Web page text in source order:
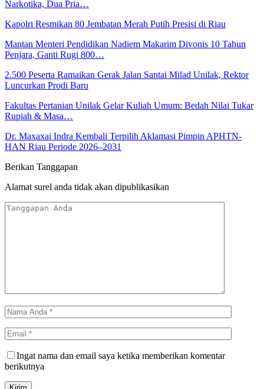
Narkotika, Dua Pria…
Kapolri Resmikan 80 Jembatan Merah Putih Presisi di Riau
Mantan Menteri Pendidikan Nadiem Makarim Divonis 10 Tahun
Penjara, Ganti Rugi 800…
2.500 Peserta Ramaikan Gerak Jalan Santai Milad Unilak, Rektor
Luncurkan Prodi Baru
Fakultas Pertanian Unilak Gelar Kuliah Umum: Bedah Nilai Tukar
Rupiah & Masa…
Dr. Maxaxai Indra Kembali Terpilih Aklamasi Pimpin APHTN-
HAN Riau Periode 2026–2031
Berikan Tanggapan
Alamat surel anda tidak akan dipublikasikan
Ingat nama dan email saya ketika memberikan komentar
berikutnya